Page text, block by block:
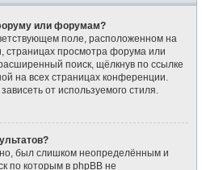
или форумам?
поле, расположенном на
страницах просмотра форума или
поиск, щёлкнув по ссылке
на всех страницах конференции.
от используемого стиля.
был слишком неопределённым и
по которым в phpBB не